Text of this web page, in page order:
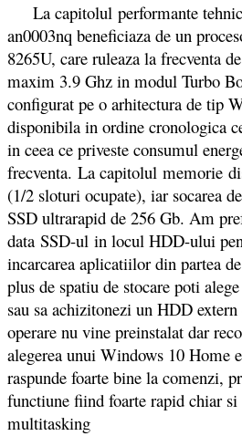
La capitolul performante
an0003nq beneficiaza de un
8265U, care ruleaza la frecventa
maxim 3.9 Ghz in modul Turbo
configurat pe o arhitectura de tip
disponibila in ordine cronologica
in ceea ce priveste consumul
frecventa. La capitolul memorie
(1/2 sloturi ocupate), iar socarea
SSD ultrarapid de 256 Gb. Am
data SSD-ul in locul HDD-ului
incarcarea aplicatiilor din partea
plus de spatiu de stocare poti
sau sa achizitonezi un HDD
operare nu vine preinstalat dar
alegerea unui Windows 10 Home
raspunde foarte bine la comenzi,
functiune fiind foarte rapid chiar
multitasking